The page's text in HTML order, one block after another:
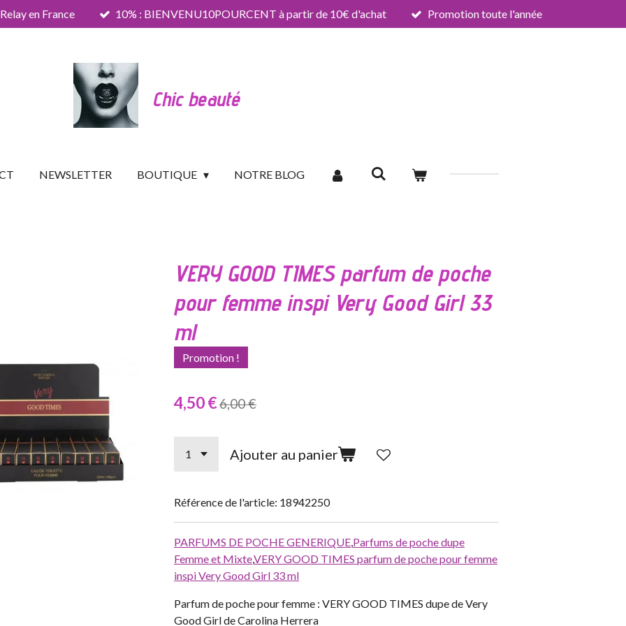
en France 10% : BIENVENU10POURCENT à partir de 10€ d'achat Promotion toute l'année
Chic beauté
NEWSLETTER BOUTIQUE NOTRE BLOG
VERY GOOD TIMES parfum de poche
pour femme inspi Very Good Girl 33
ml
Promotion !
4,50 €6,00 €
Ajouter au panier
Référence de l'article: 18942250
PARFUMS DE POCHE GENERIQUE Parfums de poche dupe
Femme et MixteVERY GOOD TIMES parfum de poche pour femme
inspi Very Good Girl 33 ml
Parfum de poche pour femme : VERY GOOD TIMES dupe de Very
Good Girl de Carolina Herrera